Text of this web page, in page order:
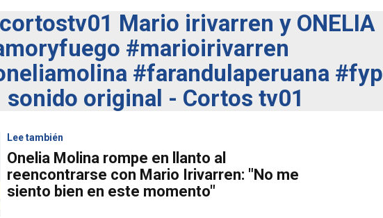
Mario irivarren y ONELIA
#marioirivarren
#farandulaperuana #fyp
original - Cortos tv01
Lee también
Onelia Molina rompe en llanto al
reencontrarse con Mario Irivarren: "No me
siento bien en este momento"